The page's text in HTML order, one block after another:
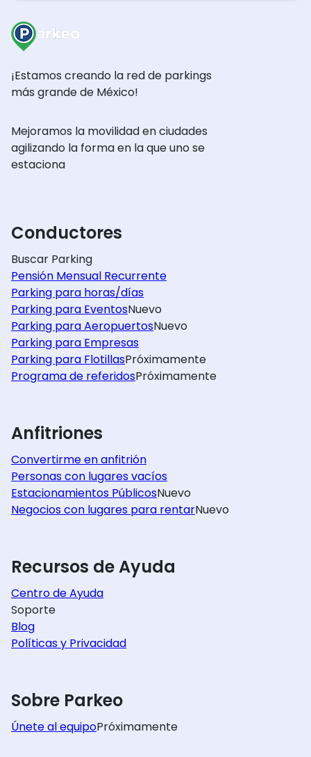
¡Estamos creando la red de parkings
más grande de México!
Mejoramos la movilidad en ciudades
agilizando la forma en la que uno se
estaciona
Conductores
Buscar Parking
Pensión Mensual Recurrente
Parking para horas/días
Parking para EventosNuevo
Parking para AeropuertosNuevo
Parking para Empresas
Parking para FlotillasPróximamente
Programa de referidosPróximamente
Anfitriones
Convertirme en anfitrión
Personas con lugares vacíos
Estacionamientos PúblicosNuevo
Negocios con lugares para rentarNuevo
Recursos de Ayuda
Centro de Ayuda
Soporte
Blog
Políticas y Privacidad
Sobre Parkeo
Únete al equipoPróximamente